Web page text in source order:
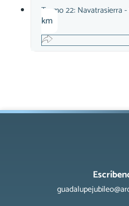
Tramo 22: Navatrasierra
km